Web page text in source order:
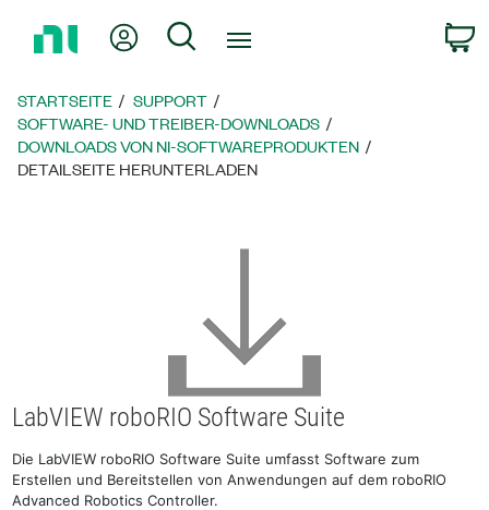
zur
Mein KontoSuche
STARTSEITE
SUPPORT
SOFTWARE- UND TREIBER-DOWNLOADS
DOWNLOADS VON NI-SOFTWAREPRODUKTEN
DETAILSEITE HERUNTERLADEN
LabVIEW roboRIO Software Suite
Die LabVIEW roboRIO Software Suite umfasst Software zum
Erstellen und Bereitstellen von Anwendungen auf dem roboRIO
Advanced Robotics Controller.